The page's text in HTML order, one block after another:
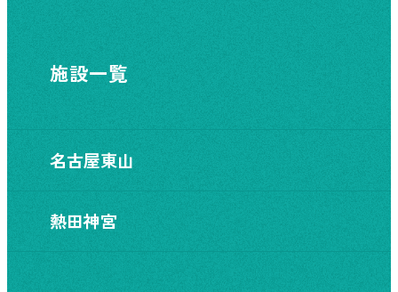
施設一覧
名古屋東山
熱田神宮